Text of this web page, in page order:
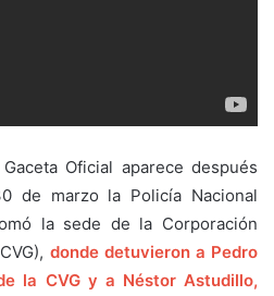
Oficial aparece después
de marzo la Policía Nacional
la sede de la Corporación
donde detuvieron a Pedro
la CVG y a Néstor Astudillo,